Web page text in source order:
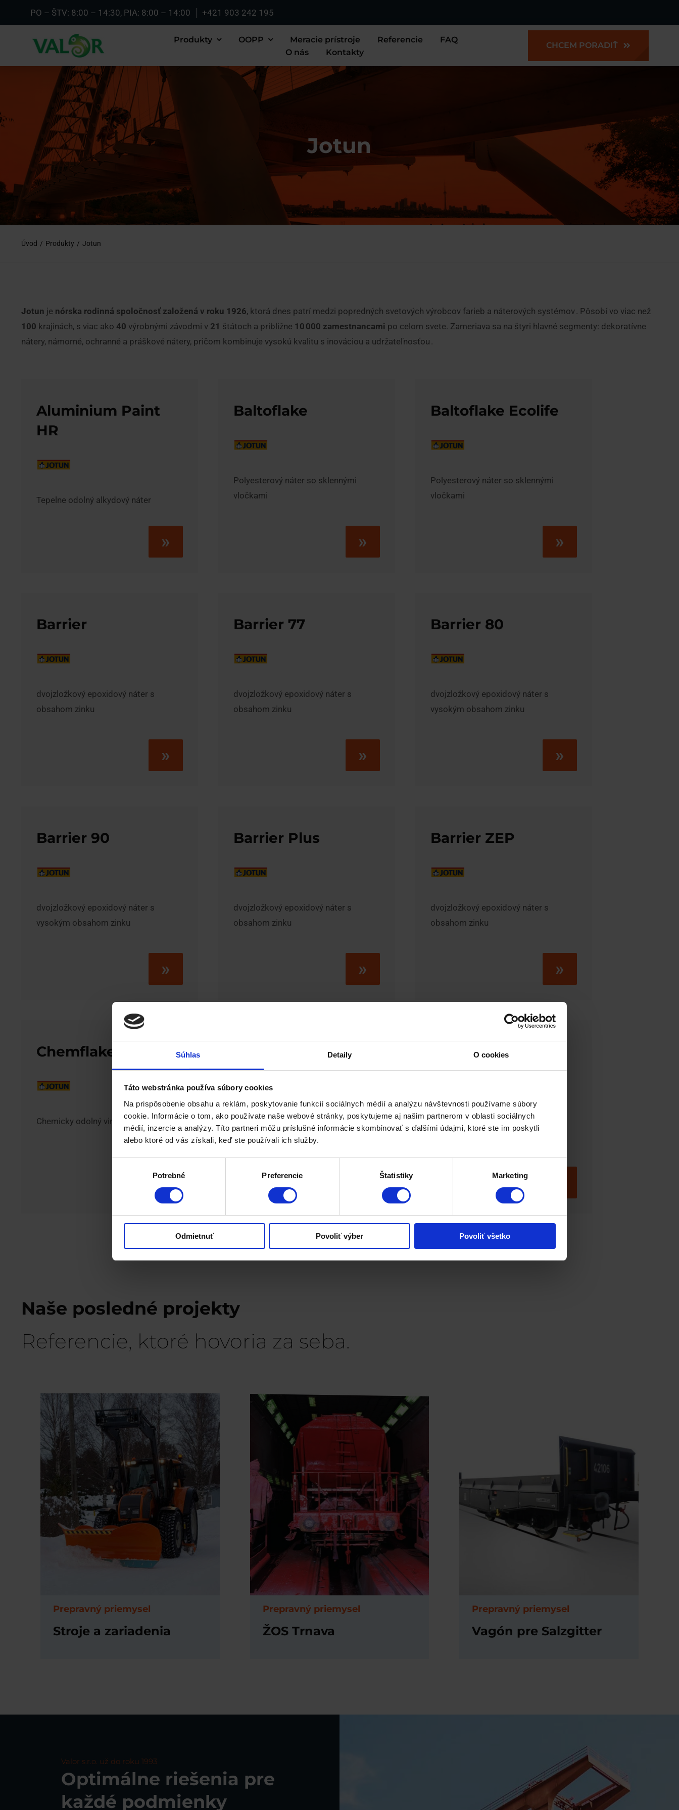
Súhlas Detaily O cookies
Táto webstránka používa súbory cookies
Na prispôsobenie obsahu a reklám, poskytovanie funkcií sociálnych médií a analýzu návštevnosti používame súbory
cookie. Informácie o tom, ako používate naše webové stránky, poskytujeme aj našim partnerom v oblasti sociálnych
médií, inzercie a analýzy. Títo partneri môžu príslušné informácie skombinovať s ďalšími údajmi, ktoré ste im poskytli
alebo ktoré od vás získali, keď ste používali ich služby.
Potrebné Preferencie Štatistiky Marketing
Odmietnuť Povoliť výber Povoliť všetko
PO – ŠTV: 8:00 – 14:30, PIA: 8:00 – 14:00 │ +421 903 242 195
Produkty OOPP Meracie prístroje Referencie
FAQ
O nás
Kontakty
CHCEM PORADIŤ
Jotun
Úvod Produkty Jotun
Jotun je nórska rodinná spoločnosť založená v roku 1926, ktorá dnes patrí medzi popredných svetových výrobcov farieb a náterových systémov . Pôsobí vo viac než
100 krajinách, s viac ako 40 výrobnými závodmi v 21 štátoch a približne 10 000 zamestnancami po celom svete. Zameriava sa na štyri hlavné segmenty: dekoratívne
nátery, námorné, ochranné a práškové nátery, pričom kombinuje vysokú kvalitu s inováciou a udržateľnosťou .
Aluminium Paint
HR
Tepelne odolný alkydový náter
»
Baltoflake
Polyesterový náter so sklennými
vločkami
»
Baltoflake Ecolife
Polyesterový náter so sklennými
vločkami
»
Barrier
dvojzložkový epoxidový náter s
obsahom zinku
»
Barrier 77
dvojzložkový epoxidový náter s
obsahom zinku
»
Barrier 80
dvojzložkový epoxidový náter s
vysokým obsahom zinku
»
Barrier 90
dvojzložkový epoxidový náter s
vysokým obsahom zinku
»
Barrier Plus
dvojzložkový epoxidový náter s
obsahom zinku
»
Barrier ZEP
dvojzložkový epoxidový náter s
obsahom zinku
»
Chemflake Special
Chemicky odolný vinylesterový náter
»
Conseal Touch-Up
Akrylový náter
Epoxy HR
Tepelne odolný dvojzložkový
1 2 3 … 5
Naše posledné projekty
Referencie, ktoré hovoria za seba.
Prepravný priemysel
Stroje a zariadenia
Prepravný priemysel
ŽOS Trnava
Prepravný priemysel
Vagón pre Salzgitter
Valor s.r.o. už do roku 1993
Optimálne riešenia pre
každé podmienky